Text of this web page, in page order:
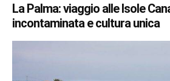
La Palma: viaggio alle Isole
incontaminata e cultura unica